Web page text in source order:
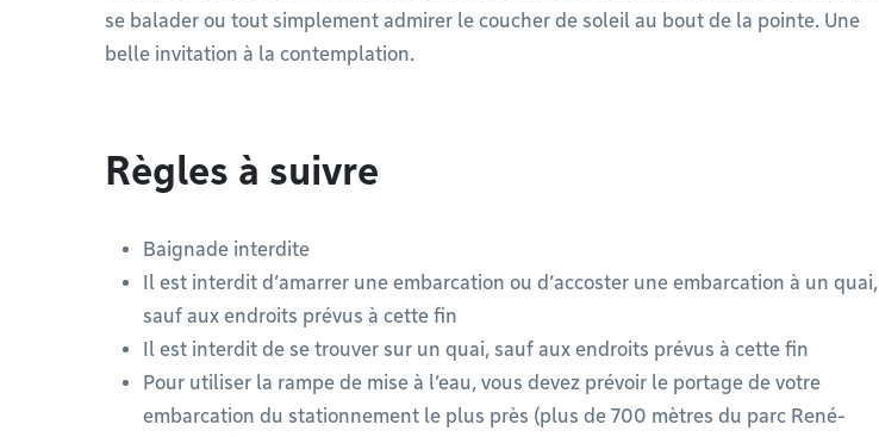
se balader ou tout simplement admirer le coucher de soleil au bout de la pointe. Une
belle invitation à la contemplation.
Règles à suivre
Baignade interdite
Il est interdit d’amarrer une embarcation ou d’accoster une embarcation à un quai,
sauf aux endroits prévus à cette fin
Il est interdit de se trouver sur un quai, sauf aux endroits prévus à cette fin
Pour utiliser la rampe de mise à l’eau, vous devez prévoir le portage de votre
embarcation du stationnement le plus près (plus de 700 mètres du parc René-